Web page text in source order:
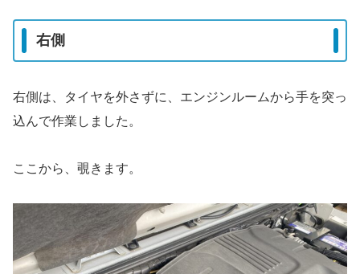
右側
右側は、タイヤを外さずに、エンジンルームから手を突っ
込んで作業しました。
ここから、覗きます。